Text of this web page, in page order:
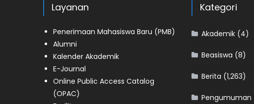
Layanan
Penerimaan Mahasiswa Baru (PMB)
Alumni
Kalender Akademik
E-Journal
Online Public Access Catalog
(OPAC)
Kategori
Akademik(4)
Beasiswa (8)
Berita (1,263)
Pengumuman